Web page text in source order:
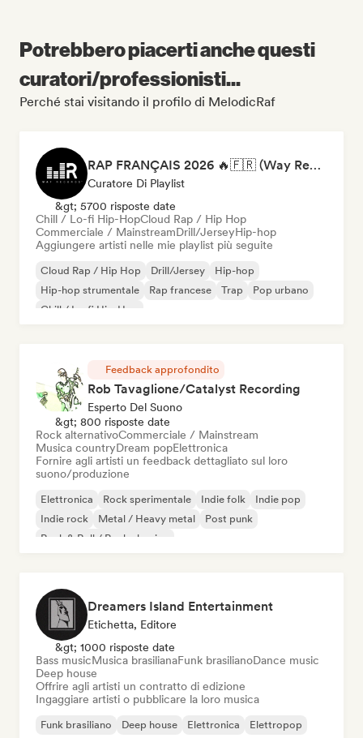
Potrebbero piacerti anche questi
curatori/professionisti...
Perché stai visitando il profilo di MelodicRaf
RAP FRANÇAIS 2026 🔥🇫🇷 (Way Records)
Curatore Di Playlist
&gt; 5700 risposte date
Chill / Lo-fi Hip-HopCloud Rap / Hip Hop
Commerciale / MainstreamDrill/JerseyHip-hop
Aggiungere artisti nelle mie playlist più seguite
Cloud Rap / Hip Hop Drill/Jersey
Hip-hop
Hip-hop strumentale
Rap francese Trap
Pop urbano
Chill / Lo-fi Hip-Hop
Feedback approfondito
Rob Tavaglione/Catalyst Recording
Esperto Del Suono
&gt; 800 risposte date
Rock alternativoCommerciale / Mainstream
Musica countryDream popElettronica
Fornire agli artisti un feedback dettagliato sul loro
suono/produzione
Elettronica Rock sperimentale Indie folk
Indie pop
Indie rock
Metal / Heavy metal
Post punk
Rock & Roll / Rock classico
Dreamers Island Entertainment
Etichetta, Editore
&gt; 1000 risposte date
Bass musicMusica brasilianaFunk brasilianoDance music
Deep house
Offrire agli artisti un contratto di edizione
Ingaggiare artisti o pubblicare la loro musica
Funk brasiliano Deep house Elettronica
Elettropop